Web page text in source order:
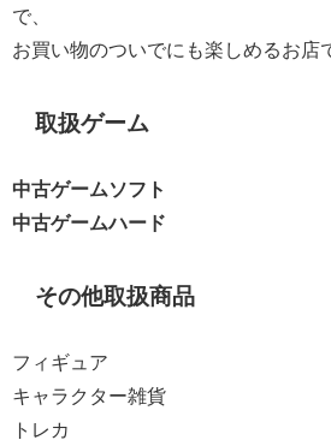
で、
お買い物のついでにも楽しめるお店
取扱ゲーム
中古ゲームソフト
中古ゲームハード
その他取扱商品
フィギュア
キャラクター雑貨
トレカ